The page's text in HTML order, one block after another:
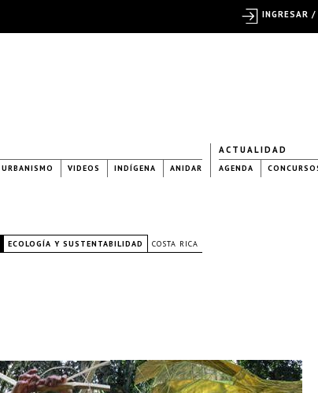
URBANISMO VIDEOS INDÍGENA ANIDAR
ACTUALIDAD
AGENDA
ECOLOGÍA Y SUSTENTABILIDAD COSTA RICA
INGRESAR /